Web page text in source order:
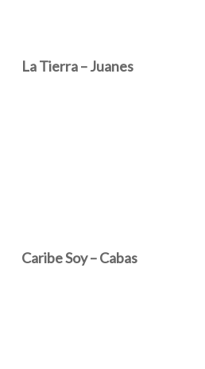
La Tierra – Juanes
Caribe Soy – Cabas